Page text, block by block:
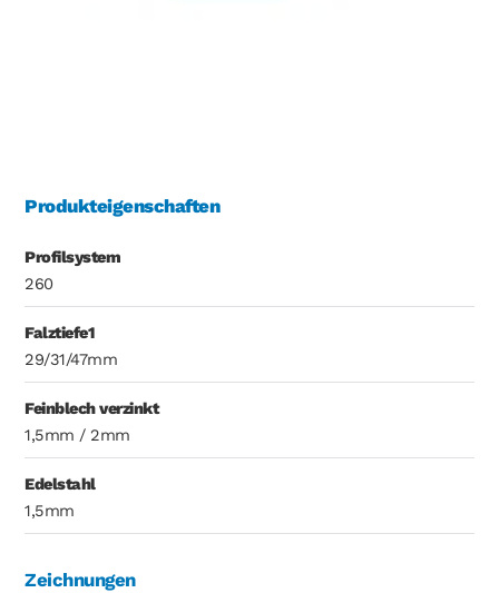
Produkteigenschaften
Profilsystem
260
Falztiefe1
29/31/47mm
Feinblech verzinkt
1,5mm / 2mm
Edelstahl
1,5mm
Zeichnungen